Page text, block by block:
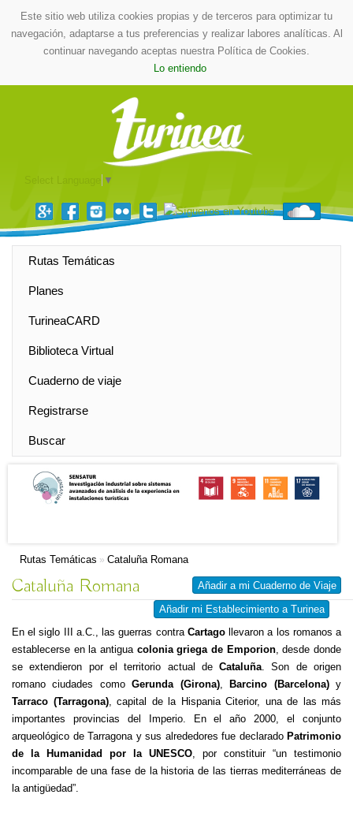
Este sitio web utiliza cookies propias y de terceros para optimizar tu
navegación, adaptarse a tus preferencias y realizar labores analíticas. Al
continuar navegando aceptas nuestra Política de Cookies.
Lo entiendo
▼
Rutas Temáticas
Planes
TurineaCARD
Biblioteca Virtual
Cuaderno de viaje
Registrarse
Buscar
Rutas Temáticas » Cataluña Romana
Añadir a mi Cuaderno de Viaje
Añadir mi Establecimiento a Turinea
Cataluña Romana
En el siglo III a.C., las guerras contra Cartagollevaron a los romanos a
establecerse en la antigua colonia griega de Emporion, desde donde
se extendieron por el territorio actual deCataluña. Son de origen
romano ciudades comoGerunda (Girona), Barcino (Barcelona)y
Tarraco (Tarragona), capital de la Hispania Citerior, una de las más
importantes provincias del Imperio. En el año 2000, el conjunto
arqueológico de Tarragona y sus alrededores fue declarado Patrimonio
de la Humanidad por la UNESCO, por constituir “un testimonio
incomparable de una fase de la historia de las tierras mediterráneas de
la antigüedad”.